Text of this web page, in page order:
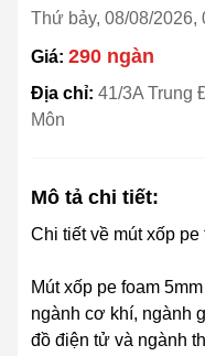
Thứ bảy, 08/08/2026,
Giá: 290 ngàn
Địa chỉ: 41/3A Trung
Môn
Mô tả chi tiết:
Chi tiết về mút xốp pe
Mút xốp pe foam
ngành cơ khí, ngành
đồ điện tử và ngành